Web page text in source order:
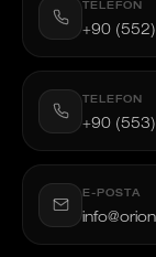
TELEFON
+90
TELEFON
+90
E-POSTA